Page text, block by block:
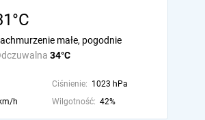
34°C
małe, pogodnie
Ciśnienie: 1023 hPa
h Wilgotność: 42%